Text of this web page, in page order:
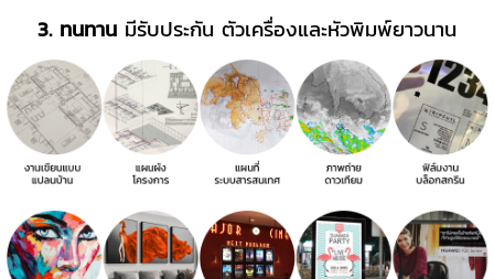
3. ทนทานมีรับประกัน ตัวเครื่องและหัวพิมพ์ยาวนาน